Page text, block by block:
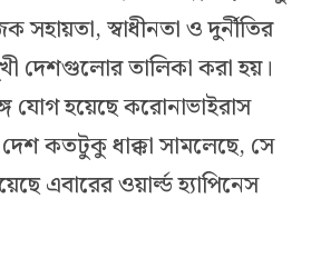
সহায়তা, স্বাধীনতা ও দুর্নীতির
দেশগুলোর তালিকা করা হয়।
যোগ হয়েছে করোনাভাইরাস
কতটুকু ধাক্কা সামলেছে, সে
এবারের ওয়ার্ল্ড হ্যাপিনেস